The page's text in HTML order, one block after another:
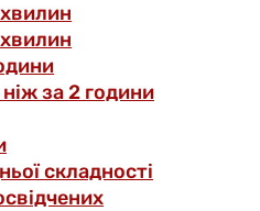
за 2 години
складності